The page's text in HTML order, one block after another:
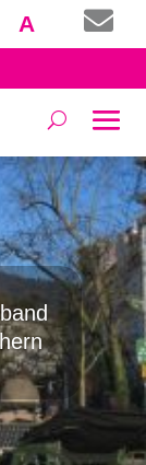
Reset
A Increase
font
